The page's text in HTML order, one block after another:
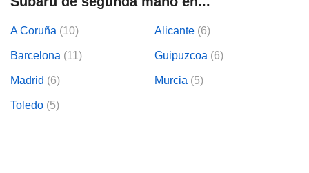
A Coruña (10) Alicante (6)
Barcelona (11) Guipuzcoa (6)
Madrid (6) Murcia (5)
Toledo (5)